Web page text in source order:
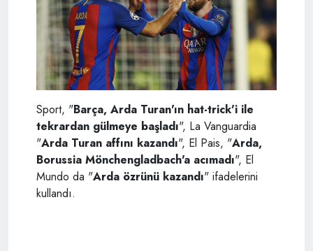
Sport, "Barça, Arda Turan'ın hat-trick'i ile
tekrardan gülmeye başladı", La Vanguardia
"Arda Turan affını kazandı", El Pais, "Arda,
Borussia Mönchengladbach'a acımadı", El
Mundo da "Arda özrünü kazandı" ifadelerini
kullandı.